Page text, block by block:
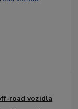
road vozidla